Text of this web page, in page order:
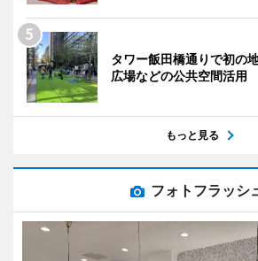
タワー飯田橋通りで初の
広場などの公共空間活用
もっと見る
フォトフラッシ